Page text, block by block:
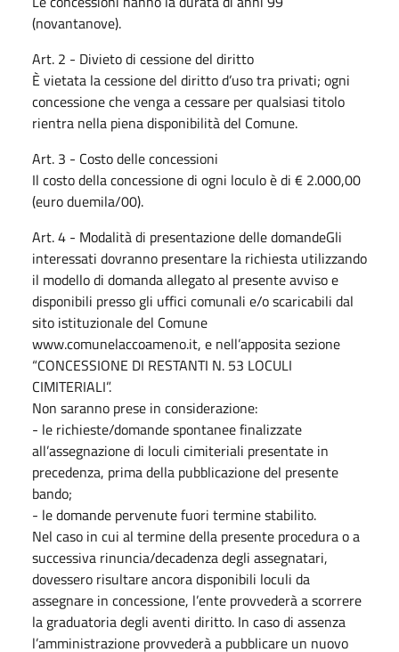
(novantanove).
Art. 2 - Divieto di cessione del diritto
È vietata la cessione del diritto d’uso tra privati; ogni
concessione che venga a cessare per qualsiasi titolo
rientra nella piena disponibilità del Comune.
Art. 3 - Costo delle concessioni
Il costo della concessione di ogni loculo è di € 2.000,00
(euro duemila/00).
Art. 4 - Modalità di presentazione delle domandeGli
interessati dovranno presentare la richiesta utilizzando
il modello di domanda allegato al presente avviso e
disponibili presso gli uffici comunali e/o scaricabili dal
sito istituzionale del Comune
www.comunelaccoameno.it, e nell’apposita sezione
“CONCESSIONE DI RESTANTI N. 53 LOCULI
CIMITERIALI”.
Non saranno prese in considerazione:
- le richieste/domande spontanee finalizzate
all’assegnazione di loculi cimiteriali presentate in
precedenza, prima della pubblicazione del presente
bando;
- le domande pervenute fuori termine stabilito.
Nel caso in cui al termine della presente procedura o a
successiva rinuncia/decadenza degli assegnatari,
dovessero risultare ancora disponibili loculi da
assegnare in concessione, l’ente provvederà a scorrere
la graduatoria degli aventi diritto. In caso di assenza
l’amministrazione provvederà a pubblicare un nuovo